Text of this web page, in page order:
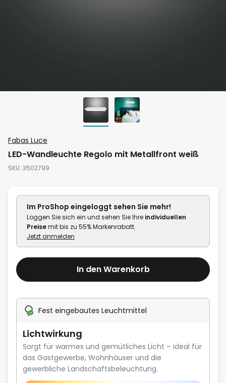
Zum
Anfang
der
Bildgalerie
Fabas Luce
LED-Wandleuchte Regolo mit Metallfront weiß
SKU 3502799
Im ProShop eingeloggt sehen Sie mehr!
Loggen Sie sich ein und sehen Sie Ihre individuellen
Preisemit bis zu 55% Markenrabatt.
Jetzt anmelden
In den Warenkorb
Fest eingebautes Leuchtmittel
Lichtwirkung
Sorgt für warmes und gemütliches Licht – ideal für
das Gastgewerbe, Wohnhäuser und die
gewerbliche Landschaftsbeleuchtung.